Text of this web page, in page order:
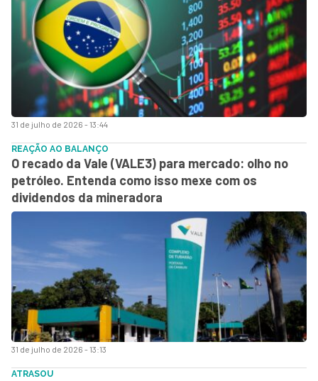
31 de julho de 2026 - 13:44
31 de julho de 2026 - 13:13
REAÇÃO AO BALANÇO
O recado da Vale (VALE3) para mercado: olho no
petróleo. Entenda como isso mexe com os
dividendos da mineradora
ATRASOU